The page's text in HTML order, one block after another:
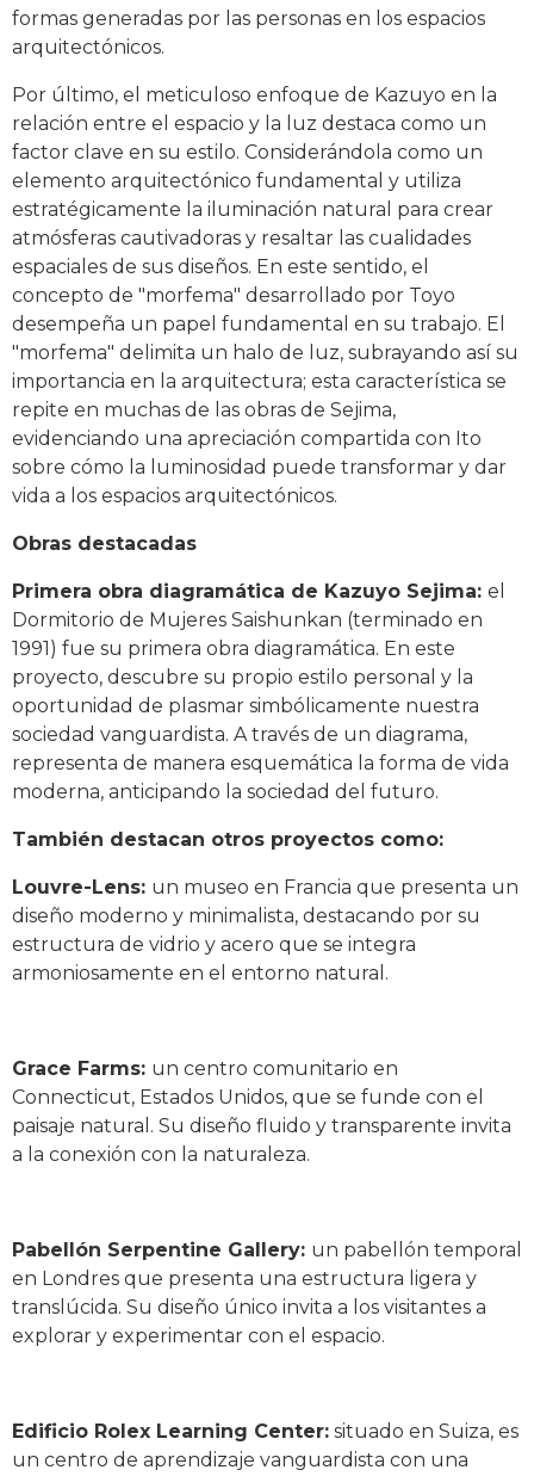
formas generadas por las personas en los espacios
arquitectónicos.
Por último, el meticuloso enfoque de Kazuyo en la
relación entre el espacio y la luz destaca como un
factor clave en su estilo. Considerándola como un
elemento arquitectónico fundamental y utiliza
estratégicamente la iluminación natural para crear
atmósferas cautivadoras y resaltar las cualidades
espaciales de sus diseños. En este sentido, el
concepto de "morfema" desarrollado por Toyo
desempeña un papel fundamental en su trabajo. El
"morfema" delimita un halo de luz, subrayando así su
importancia en la arquitectura; esta característica se
repite en muchas de las obras de Sejima,
evidenciando una apreciación compartida con Ito
sobre cómo la luminosidad puede transformar y dar
vida a los espacios arquitectónicos.
Obras destacadas
Primera obra diagramática de Kazuyo Sejima: el
Dormitorio de Mujeres Saishunkan (terminado en
1991) fue su primera obra diagramática. En este
proyecto, descubre su propio estilo personal y la
oportunidad de plasmar simbólicamente nuestra
sociedad vanguardista. A través de un diagrama,
representa de manera esquemática la forma de vida
moderna, anticipando la sociedad del futuro.
También destacan otros proyectos como:
Louvre-Lens: un museo en Francia que presenta un
diseño moderno y minimalista, destacando por su
estructura de vidrio y acero que se integra
armoniosamente en el entorno natural.
Grace Farms: un centro comunitario en
Connecticut, Estados Unidos, que se funde con el
paisaje natural. Su diseño fluido y transparente invita
a la conexión con la naturaleza.
Pabellón Serpentine Gallery: un pabellón temporal
en Londres que presenta una estructura ligera y
translúcida. Su diseño único invita a los visitantes a
explorar y experimentar con el espacio.
Edificio Rolex Learning Center: situado en Suiza, es
un centro de aprendizaje vanguardista con una